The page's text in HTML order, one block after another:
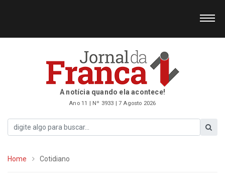
A notícia quando ela acontece!
Ano 11 | Nº 3933 | 7 Agosto 2026
Home Cotidiano